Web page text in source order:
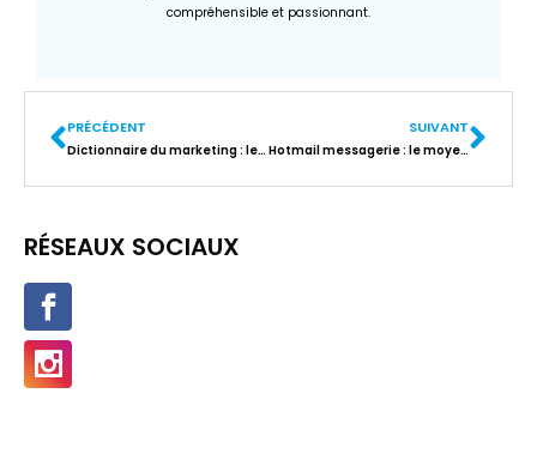
compréhensible et passionnant.
PRÉCÉDENT
Dictionnaire du marketing : les 10 termes indispensables pour débuter
SUIVANT
Hotmail messagerie : le moyen le plus rapide pour se connecter ?
RÉSEAUX SOCIAUX